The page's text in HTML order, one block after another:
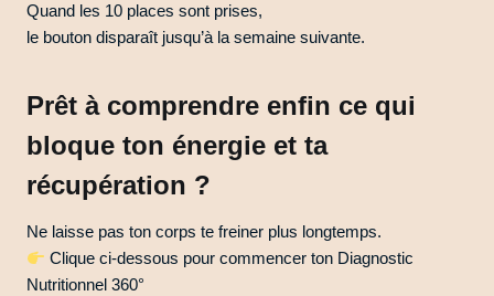
Quand les 10 places sont prises,
le bouton disparaît jusqu’à la semaine suivante.
Prêt à comprendre enfin ce qui
bloque ton énergie et ta
récupération ?
Ne laisse pas ton corps te freiner plus longtemps.
Clique ci-dessous pour commencer ton Diagnostic
Nutritionnel 360°